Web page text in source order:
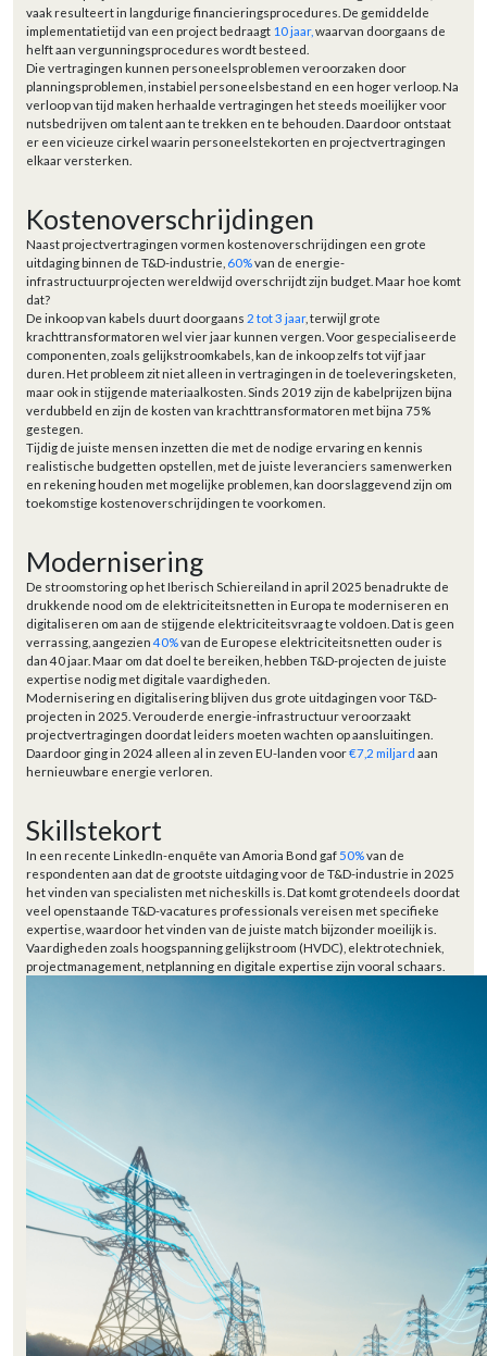
vaak resulteert in langdurige financieringsprocedures. De gemiddelde
implementatietijd van een project bedraagt 10 jaar, waarvan doorgaans de
helft aan vergunningsprocedures wordt besteed.
Die vertragingen kunnen personeelsproblemen veroorzaken door
planningsproblemen, instabiel personeelsbestand en een hoger verloop. Na
verloop van tijd maken herhaalde vertragingen het steeds moeilijker voor
nutsbedrijven om talent aan te trekken en te behouden. Daardoor ontstaat
er een vicieuze cirkel waarin personeelstekorten en projectvertragingen
elkaar versterken.
Kostenoverschrijdingen
Naast projectvertragingen vormen kostenoverschrijdingen een grote
uitdaging binnen de T&D-industrie, 60%van de energie-
infrastructuurprojecten wereldwijd overschrijdt zijn budget. Maar hoe komt
dat?
De inkoop van kabels duurt doorgaans 2 tot 3 jaar, terwijl grote
krachttransformatoren wel vier jaar kunnen vergen. Voor gespecialiseerde
componenten, zoals gelijkstroomkabels, kan de inkoop zelfs tot vijf jaar
duren. Het probleem zit niet alleen in vertragingen in de toeleveringsketen,
maar ook in stijgende materiaalkosten. Sinds 2019 zijn de kabelprijzen bijna
verdubbeld en zijn de kosten van krachttransformatoren met bijna 75%
gestegen.
Tijdig de juiste mensen inzetten die met de nodige ervaring en kennis
realistische budgetten opstellen, met de juiste leveranciers samenwerken
en rekening houden met mogelijke problemen, kan doorslaggevend zijn om
toekomstige kostenoverschrijdingen te voorkomen.
Modernisering
De stroomstoring op het Iberisch Schiereiland in april 2025 benadrukte de
drukkende nood om de elektriciteitsnetten in Europa te moderniseren en
digitaliseren om aan de stijgende elektriciteitsvraag te voldoen. Dat is geen
verrassing, aangezien40%van de Europese elektriciteitsnetten ouder is
dan 40 jaar. Maar om dat doel te bereiken, hebben T&D-projecten de juiste
expertise nodig met digitale vaardigheden.
Modernisering en digitalisering blijven dus grote uitdagingen voor T&D-
projecten in 2025. Verouderde energie-infrastructuur veroorzaakt
projectvertragingen doordat leiders moeten wachten op aansluitingen.
Daardoor ging in 2024 alleen al in zeven EU-landen voor€7,2 miljard aan
hernieuwbare energie verloren.
Skillstekort
In een recente LinkedIn-enquête van Amoria Bond gaf 50%van de
respondenten aan dat de grootste uitdaging voor de T&D-industrie in 2025
het vinden van specialisten met nicheskills is. Dat komt grotendeels doordat
veel openstaande T&D-vacatures professionals vereisen met specifieke
expertise, waardoor het vinden van de juiste match bijzonder moeilijk is.
Vaardigheden zoals hoogspanning gelijkstroom (HVDC), elektrotechniek,
projectmanagement, netplanning en digitale expertise zijn vooral schaars.